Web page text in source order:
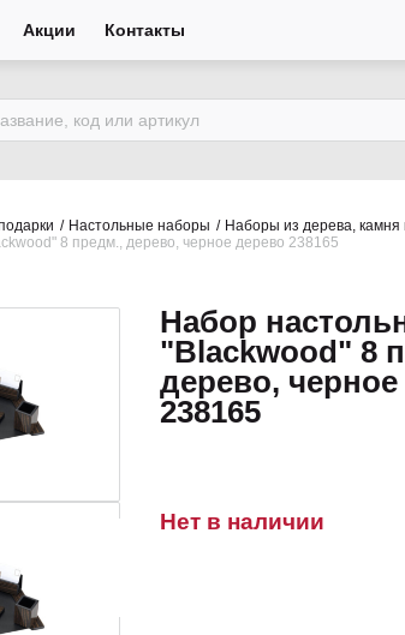
Акции Контакты
Настольные наборы
Наборы из дерева, камня
8 предм., дерево, черное дерево 238165
Набор
"Blackwood" 8
дерево,
238165
Нет в наличии